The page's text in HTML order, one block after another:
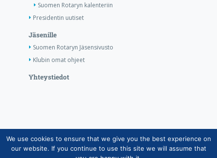
Suomen Rotaryn kalenteriin
Presidentin uutiset
Jäsenille
Suomen Rotaryn Jäsensivusto
Klubin omat ohjeet
Yhteystiedot
Copyright © Suomen Rotarypalvelu ry 2026 |
Jäsentietojärjestelmän tietosuojaseloste| Henkilötietojen
We use cookies to ensure that we give you the best experience on
our website. If you continue to use this site we will assume that